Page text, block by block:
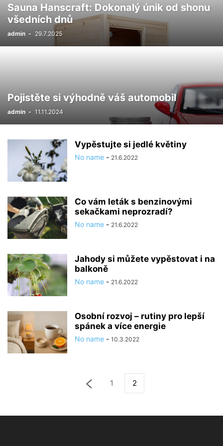
Sauna Hanscraft: Dokonalý únik od shonu
všedních dnů
admin - 29.7.2025
Pojistěte si výhodně váš automobil
admin - 11.11.2024
Vypěstujte si jedlé květiny
No name - 21.6.2022
Co vám leták s benzinovými
sekačkami neprozradí?
No name - 21.6.2022
Jahody si můžete vypěstovat i na
balkoně
No name - 21.6.2022
Osobní rozvoj – rutiny pro lepší
spánek a více energie
No name - 10.3.2022
1 2